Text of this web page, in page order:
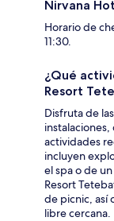
Nirvana
Horario de
11:30.
¿Qué
Resort
Disfruta de
instalaciones,
actividades
incluyen
el spa o de
Resort
de picnic, así
libre cercana.